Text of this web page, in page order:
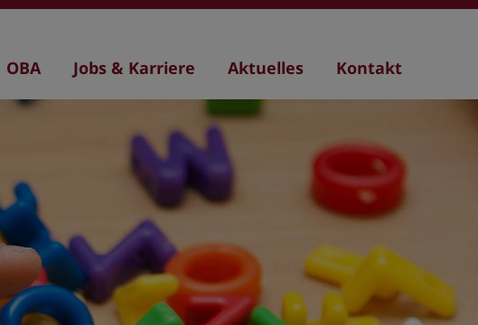
OBA Jobs & Karriere Aktuelles Kontakt